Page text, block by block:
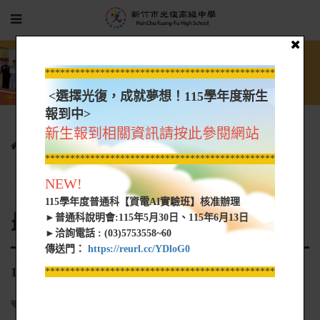
進修部
最新公告
114-1「失業勞工子女就學補助」
最新公告
114-1「失業勞工子女就學補助」
*****************************************************
<選擇光復，成就夢想！115學年度新生
報到中>
新生報到相關資訊請按此參閱網站
*****************************************************
NEW!
115學年度普通科【資電AI實驗班】核准辦理
►普通科說明會:115年5月30日、115年6月13日
►洽詢電話 : (03)5753558~60
傳送門： https://reurl.cc/YDloG0
*****************************************************